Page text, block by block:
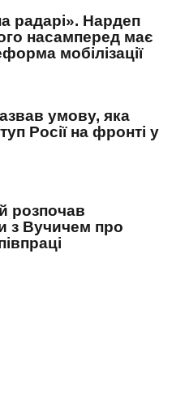
радарі». Нардеп
насамперед має
мобілізації
умову, яка
Росії на фронті у
розпочав
з Вучичем про